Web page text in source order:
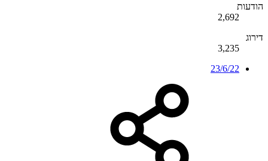
הודעות
2,692
דירוג
3,235
23/6/22